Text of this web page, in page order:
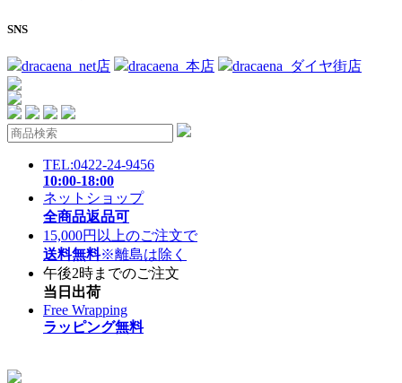
SNS
dracaena_net店 dracaena_本店 dracaena_ダイヤ街店
TEL:0422-24-9456
10:00-18:00
ネットショップ
全商品返品可
15,000円以上のご注文で
送料無料※離島は除く
午後2時までのご注文
当日出荷
Free Wrapping
ラッピング無料